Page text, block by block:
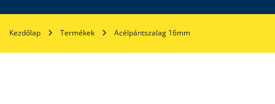
Kezdőlap Termékek Acélpántszalag 16mm